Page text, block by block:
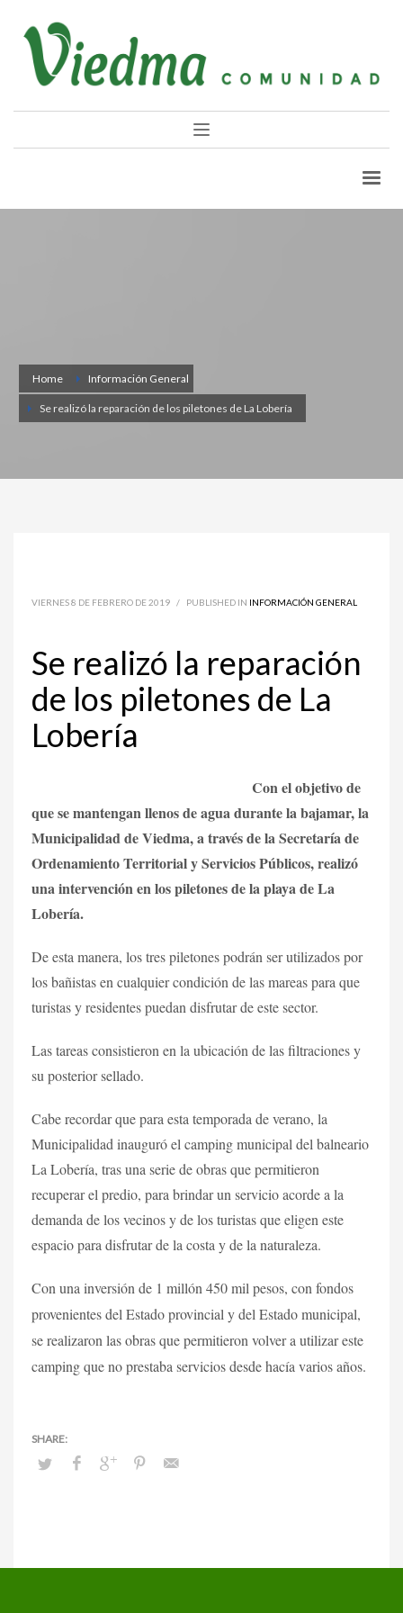
Home Información General
Se realizó la reparación de los piletones de La Lobería
VIERNES 8 DE FEBRERO DE 2019 / PUBLISHED IN INFORMACIÓN GENERAL
Se realizó la reparación
de los piletones de La
Lobería
Con el objetivo de
que se mantengan llenos de agua durante la bajamar, la
Municipalidad de Viedma, a través de la Secretaría de
Ordenamiento Territorial y Servicios Públicos, realizó
una intervención en los piletones de la playa de La
Lobería.
De esta manera, los tres piletones podrán ser utilizados por
los bañistas en cualquier condición de las mareas para que
turistas y residentes puedan disfrutar de este sector.
Las tareas consistieron en la ubicación de las filtraciones y
su posterior sellado.
Cabe recordar que para esta temporada de verano, la
Municipalidad inauguró el camping municipal del balneario
La Lobería, tras una serie de obras que permitieron
recuperar el predio, para brindar un servicio acorde a la
demanda de los vecinos y de los turistas que eligen este
espacio para disfrutar de la costa y de la naturaleza.
Con una inversión de 1 millón 450 mil pesos, con fondos
provenientes del Estado provincial y del Estado municipal,
se realizaron las obras que permitieron volver a utilizar este
camping que no prestaba servicios desde hacía varios años.